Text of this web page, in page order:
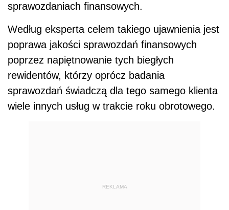
sprawozdaniach finansowych.
Według eksperta celem takiego ujawnienia jest
poprawa jakości sprawozdań finansowych
poprzez napiętnowanie tych biegłych
rewidentów, którzy oprócz badania
sprawozdań świadczą dla tego samego klienta
wiele innych usług w trakcie roku obrotowego.
REKLAMA